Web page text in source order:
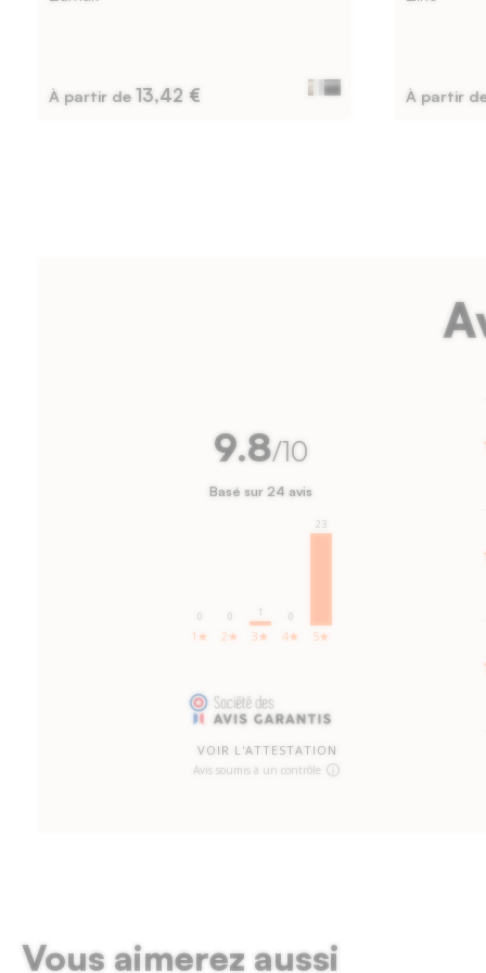
1À partir de 13,42 € À partir
9.8/10
Basé sur 24 avis
0
1★
0
2★
1
3★
0
4★
23
5★
VOIR L'ATTESTATION
Avis soumis à un contrôle
Vous aimerez aussi